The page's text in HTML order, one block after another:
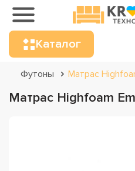
Каталог
Футоны Матрас
Матрас Highfoam